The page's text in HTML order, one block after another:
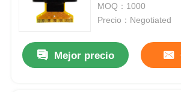
tricolor, IC
SSD1306
MOQ：1000
Precio：Negotiated
Mejor precio